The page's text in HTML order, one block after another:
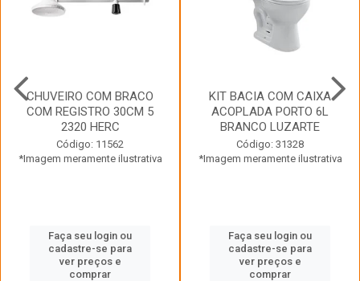
CHUVEIRO COM BRACO
COM REGISTRO 30CM 5
2320 HERC
Código: 11562
*Imagem meramente ilustrativa
Faça seu login ou
cadastre-se para
ver preços e
comprar
KIT BACIA COM CAIXA
ACOPLADA PORTO 6L
BRANCO LUZARTE
Código: 31328
*Imagem meramente ilustrativa
Faça seu login ou
cadastre-se para
ver preços e
comprar